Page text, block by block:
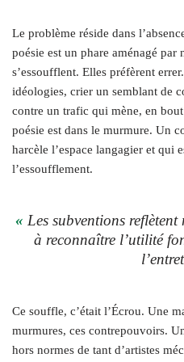
Le problème réside dans
poésie est un phare aménagé
s’essoufflent. Elles préfèrent
idéologies, crier un semblant de
contre un trafic qui mène, en
poésie est dans le murmure. Un
harcèle l’espace langagier et qui
l’essoufflement.
« Les subventions
à reconnaître l’utilité
Ce souffle, c’était l’Écrou. Une
murmures, ces contrepouvoirs.
hors normes de tant d’artistes